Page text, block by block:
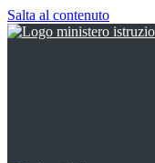
Salta al contenuto